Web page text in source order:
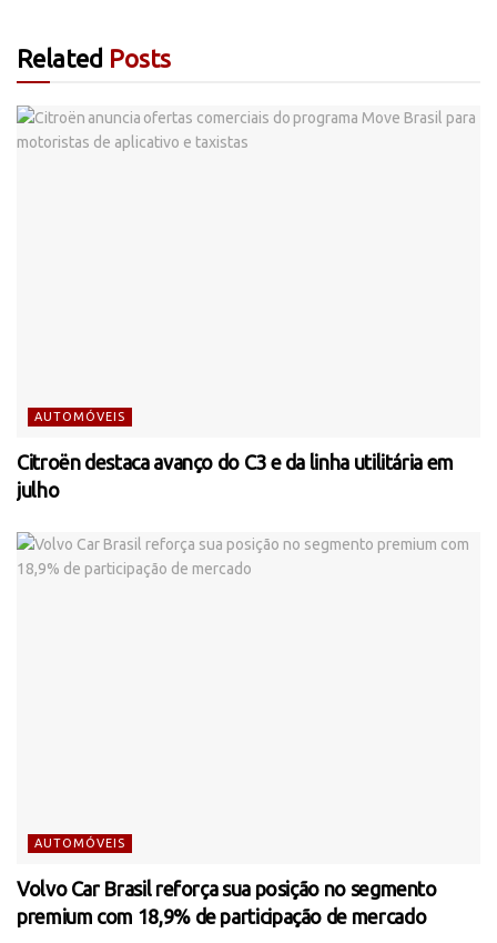
Related Posts
AUTOMÓVEIS
Citroën destaca avanço do C3 e da linha utilitária em
julho
AUTOMÓVEIS
Volvo Car Brasil reforça sua posição no segmento
premium com 18,9% de participação de mercado